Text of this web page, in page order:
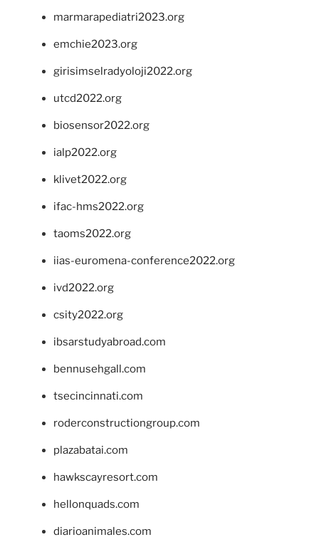
marmarapediatri2023.org
emchie2023.org
girisimselradyoloji2022.org
utcd2022.org
biosensor2022.org
ialp2022.org
klivet2022.org
ifac-hms2022.org
taoms2022.org
iias-euromena-conference2022.org
ivd2022.org
csity2022.org
ibsarstudyabroad.com
bennusehgall.com
tsecincinnati.com
roderconstructiongroup.com
plazabatai.com
hawkscayresort.com
hellonquads.com
diarioanimales.com